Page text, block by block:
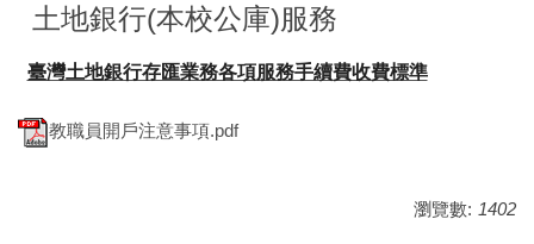
土地銀行(本校公庫)服務
臺灣土地銀行存匯業務各項服務手續費收費標準
教職員開戶注意事項.pdf
瀏覽數: 1402